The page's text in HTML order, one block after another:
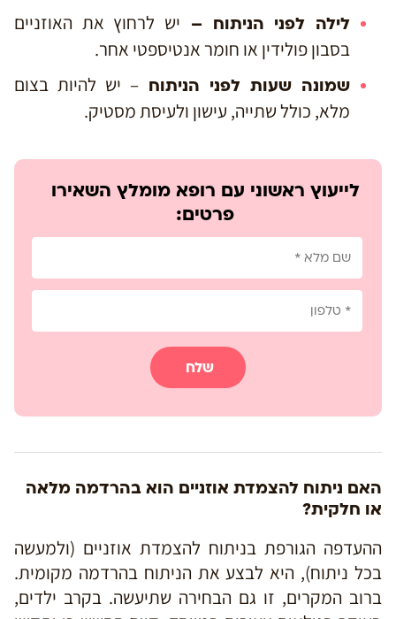
לילה לפני הניתוח – יש לרחוץ את האוזניים
בסבון פולידין או חומר אנטיספטי אחר.
שמונה שעות לפני הניתוח – יש להיות בצום
מלא, כולל שתייה, עישון ולעיסת מסטיק.
לייעוץ ראשוני עם רופא מומלץ השאירו
פרטים:
שלח
האם ניתוח להצמדת אוזניים הוא בהרדמה מלאה
או חלקית?
ההעדפה הגורפת בניתוח להצמדת אוזניים (ולמעשה
בכל ניתוח), היא לבצע את הניתוח בהרדמה מקומית.
ברוב המקרים, זו גם הבחירה שתיעשה. בקרב ילדים,